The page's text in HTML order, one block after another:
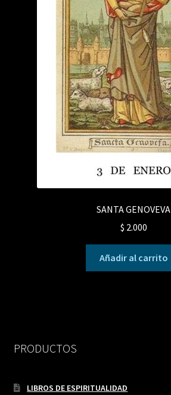
SANTA GENOVEVA
$ 2.000
Añadir al carrito
PRODUCTOS
LIBROS DE ESPIRITUALIDAD